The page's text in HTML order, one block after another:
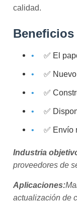
calidad.
✅ El
✅
✅
✅
✅ Envío
Industria
proveedores de
Aplicaciones:
actualización de